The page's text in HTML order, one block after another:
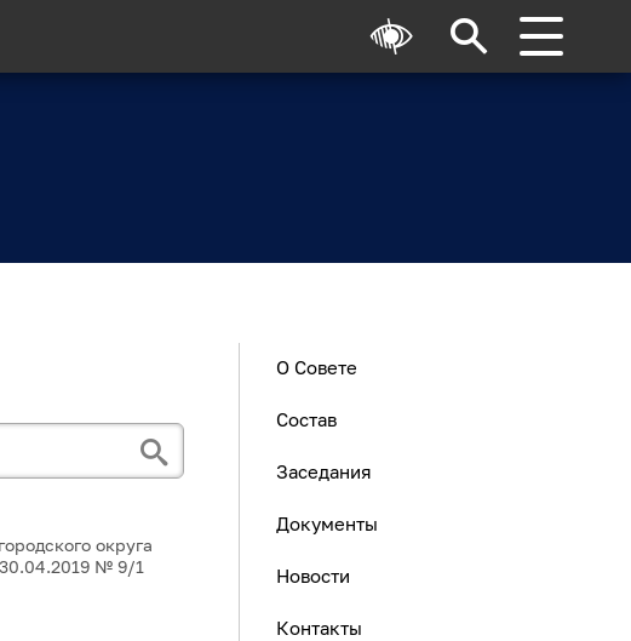
округа
30.04.2019 № 9/1
О Совете
Состав
Заседания
Документы
Новости
Контакты